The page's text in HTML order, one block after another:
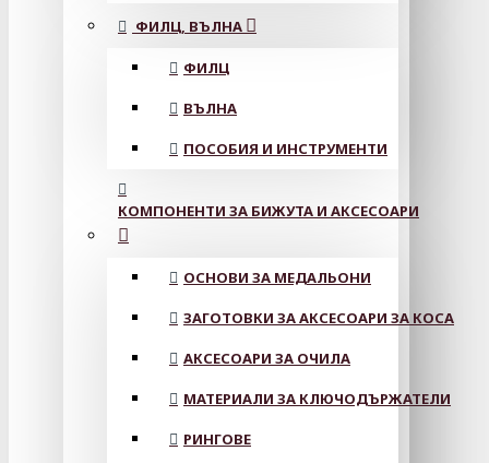
ФИЛЦ, ВЪЛНА
ФИЛЦ
ВЪЛНА
ПОСОБИЯ И ИНСТРУМЕНТИ
КОМПОНЕНТИ ЗА БИЖУТА И АКСЕСОАРИ
ОСНОВИ ЗА МЕДАЛЬОНИ
ЗАГОТОВКИ ЗА АКСЕСОАРИ ЗА КОСА
АКСЕСОАРИ ЗА ОЧИЛА
МАТЕРИАЛИ ЗА КЛЮЧОДЪРЖАТЕЛИ
РИНГОВЕ